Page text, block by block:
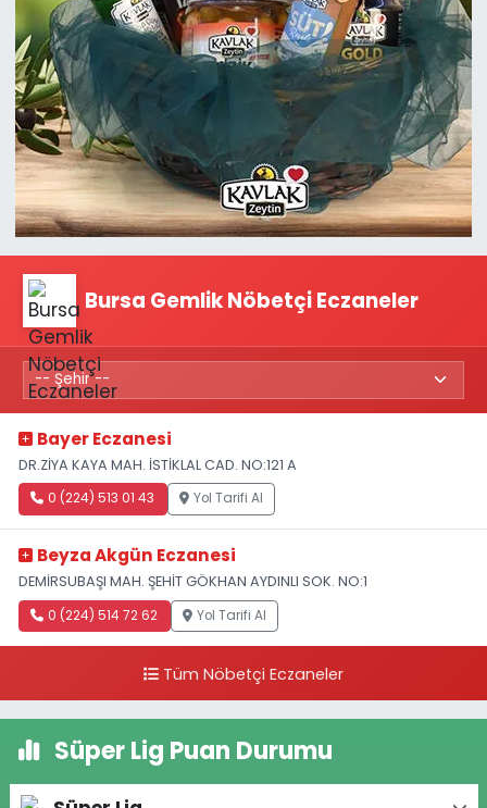
Bursa Gemlik Nöbetçi Eczaneler
Bayer Eczanesi
DR.ZİYA KAYA MAH. İSTİKLAL CAD. NO:121 A
0 (224) 513 01 43 Yol Tarifi Al
Beyza Akgün Eczanesi
DEMİRSUBAŞI MAH. ŞEHİT GÖKHAN AYDINLI SOK. NO:1
0 (224) 514 72 62 Yol Tarifi Al
Tüm Nöbetçi Eczaneler
Süper Lig Puan Durumu